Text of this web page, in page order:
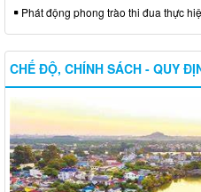
Phát động phong trào thi đua thực
CHẾ ĐỘ, CHÍNH SÁCH - QUY